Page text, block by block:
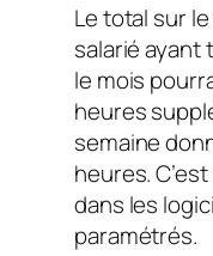
Le total sur
salarié ayant
le mois
heures
semaine
heures.
dans les
paramétrés.